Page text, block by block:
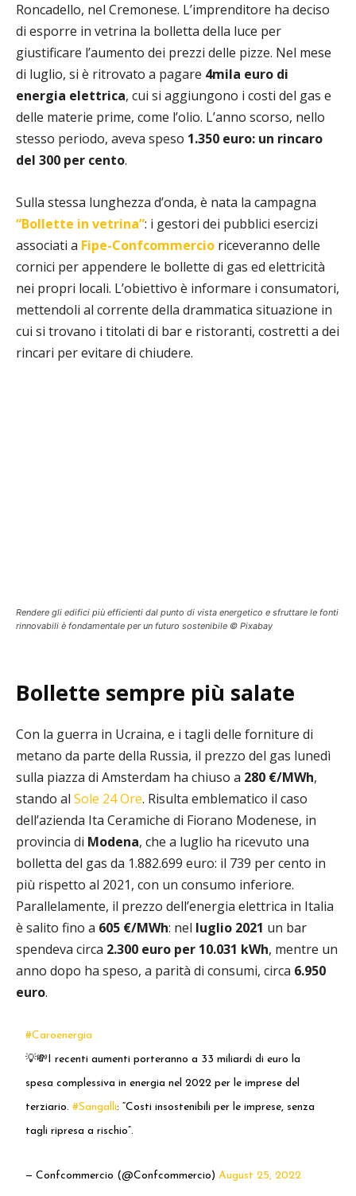
Roncadello, nel Cremonese. L’imprenditore ha deciso
di esporre in vetrina la bolletta della luce per
giustificare l’aumento dei prezzi delle pizze. Nel mese
di luglio, si è ritrovato a pagare 4mila euro di
energia elettrica, cui si aggiungono i costi del gas e
delle materie prime, come l’olio. L’anno scorso, nello
stesso periodo, aveva speso 1.350 euro: un rincaro
del 300 per cento.
Sulla stessa lunghezza d’onda, è nata la campagna
“Bollette in vetrina”: i gestori dei pubblici esercizi
associati a Fipe-Confcommercio riceveranno delle
cornici per appendere le bollette di gas ed elettricità
nei propri locali. L’obiettivo è informare i consumatori,
mettendoli al corrente della drammatica situazione in
cui si trovano i titolati di bar e ristoranti, costretti a dei
rincari per evitare di chiudere.
Rendere gli edifici più efficienti dal punto di vista energetico e sfruttare le fonti
rinnovabili è fondamentale per un futuro sostenibile © Pixabay
Bollette sempre più salate
Con la guerra in Ucraina, e i tagli delle forniture di
metano da parte della Russia, il prezzo del gas lunedì
sulla piazza di Amsterdam ha chiuso a 280 €/MWh,
stando al Sole 24 Ore. Risulta emblematico il caso
dell’azienda Ita Ceramiche di Fiorano Modenese, in
provincia di Modena, che a luglio ha ricevuto una
bolletta del gas da 1.882.699 euro: il 739 per cento in
più rispetto al 2021, con un consumo inferiore.
Parallelamente, il prezzo dell’energia elettrica in Italia
è salito fino a 605 €/MWh: nel luglio 2021 un bar
spendeva circa 2.300 euro per 10.031 kWh, mentre un
anno dopo ha speso, a parità di consumi, circa 6.950
euro.
#Caroenergia
💡💸I recenti aumenti porteranno a 33 miliardi di euro la
spesa complessiva in energia nel 2022 per le imprese del
terziario.#Sangalli: “Costi insostenibili per le imprese, senza
tagli ripresa a rischio”.
— Confcommercio (@Confcommercio)August 25, 2022